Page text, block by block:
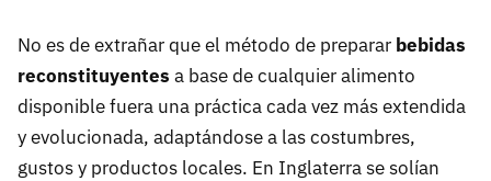
No es de extrañar que el método de preparar bebidas
reconstituyentes a base de cualquier alimento
disponible fuera una práctica cada vez más extendida
y evolucionada, adaptándose a las costumbres,
gustos y productos locales. En Inglaterra se solían